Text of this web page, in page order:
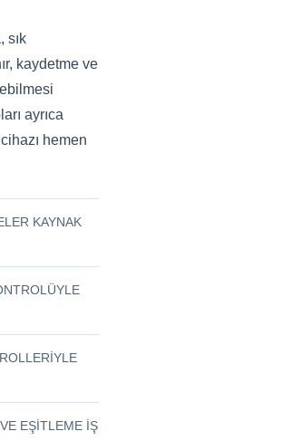
sık
kaydetme ve
ayrıca
hemen
KAYNAK
EŞITLEME IŞ